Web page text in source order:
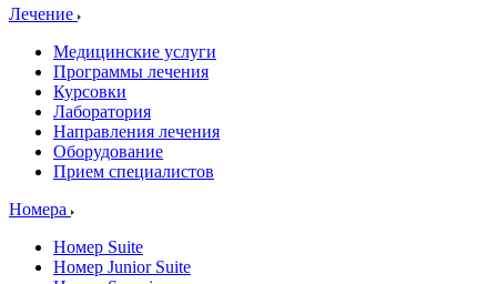
Лечение
Медицинские услуги
Программы лечения
Курсовки
Лаборатория
Направления лечения
Оборудование
Прием специалистов
Номера
Номер Suite
Номер Junior Suite